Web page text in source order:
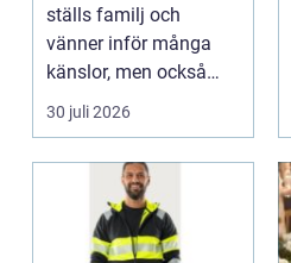
ställs familj och
vänner inför många
känslor, men också
praktiska beslut. En b...
30 juli 2026